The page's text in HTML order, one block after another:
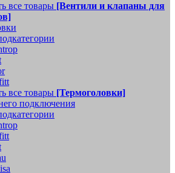
все товары [Вентили и клапаны для
все товары [Термоголовки]
подключения